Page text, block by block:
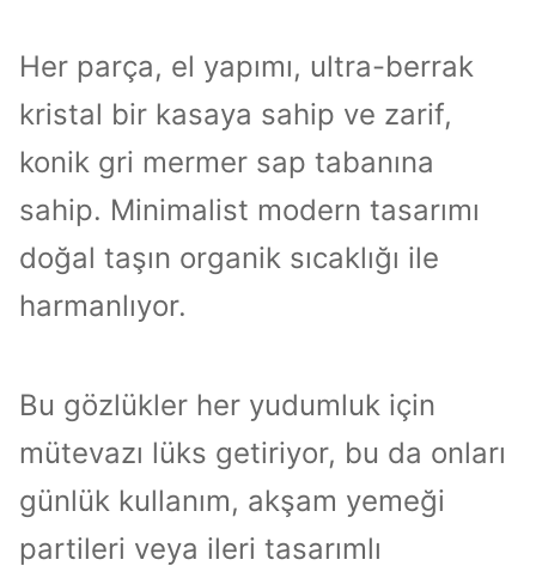
Her parça, el yapımı, ultra-berrak
kristal bir kasaya sahip ve zarif,
konik gri mermer sap tabanına
sahip. Minimalist modern tasarımı
doğal taşın organik sıcaklığı ile
harmanlıyor.
Bu gözlükler her yudumluk için
mütevazı lüks getiriyor, bu da onları
günlük kullanım, akşam yemeği
partileri veya ileri tasarımlı